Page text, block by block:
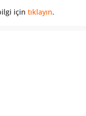
için tıklayın.